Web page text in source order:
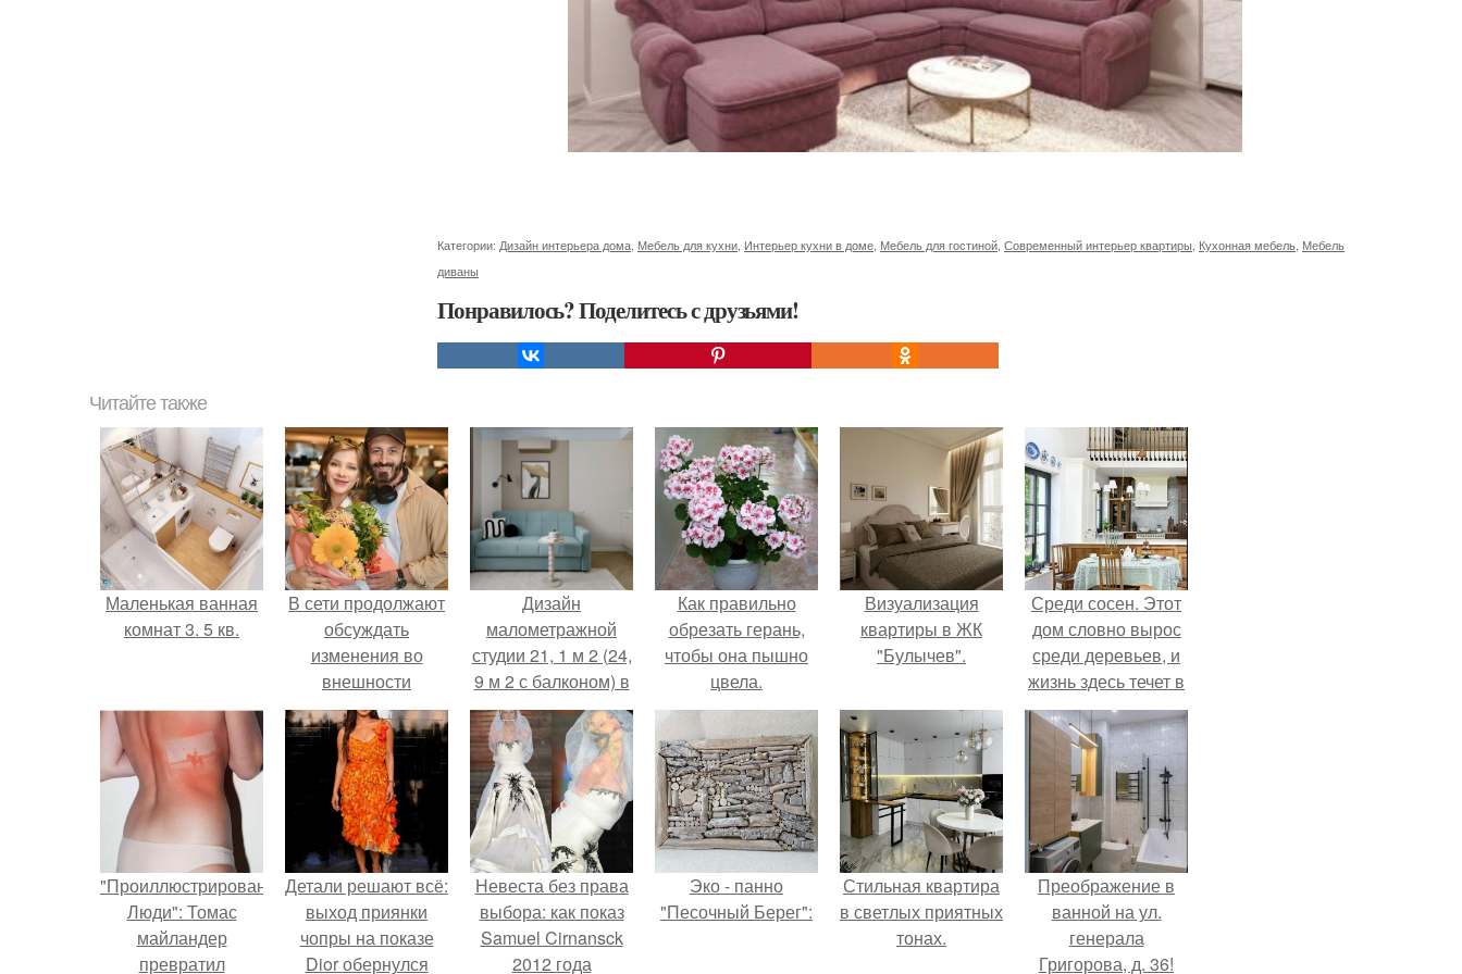
Категории: Дизайн интерьера дома, Мебель для кухни, Интерьер кухни в доме, Мебель для гостиной, Современный интерьер квартиры, Кухонная мебель, Мебель
диваны
Понравилось? Поделитесь с друзьями!
Читайте также
Маленькая ванная
комнат 3. 5 кв.
В сети продолжают
обсуждать
изменения во
внешности
актрисы.
Дизайн
малометражной
студии 21, 1 м 2 (24,
9 м 2 с балконом) в
Краснодаре.
Как правильно
обрезать герань,
чтобы она пышно
цвела.
Визуализация
квартиры в ЖК
"Булычев".
Среди сосен. Этот
дом словно вырос
среди деревьев, и
жизнь здесь течет в
собственном ритме
- спокойно, без
спешки и лишнего
шума.
"Проиллюстрированные
Люди": Томас
майландер
превратил
Детали решают всё:
выход приянки
чопры на показе
Dior обернулся
Невеста без права
выбора: как показ
Samuel Cirnansck
2012 года
Эко - панно
"Песочный Берег":
Стильная квартира
в светлых приятных
тонах.
Преображение в
ванной на ул.
генерала
Григорова, д. 36!